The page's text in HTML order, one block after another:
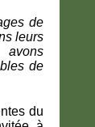
de
leurs
de
du